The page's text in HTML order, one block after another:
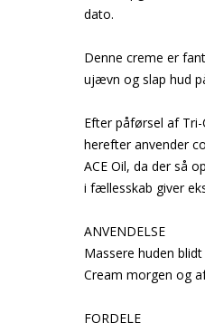
dato.
Denne creme er
ujævn og slap hud
Efter påførsel af
herefter anvender
ACE Oil, da der så
i fællesskab giver
ANVENDELSE
Massere huden
Cream morgen og
FORDELE